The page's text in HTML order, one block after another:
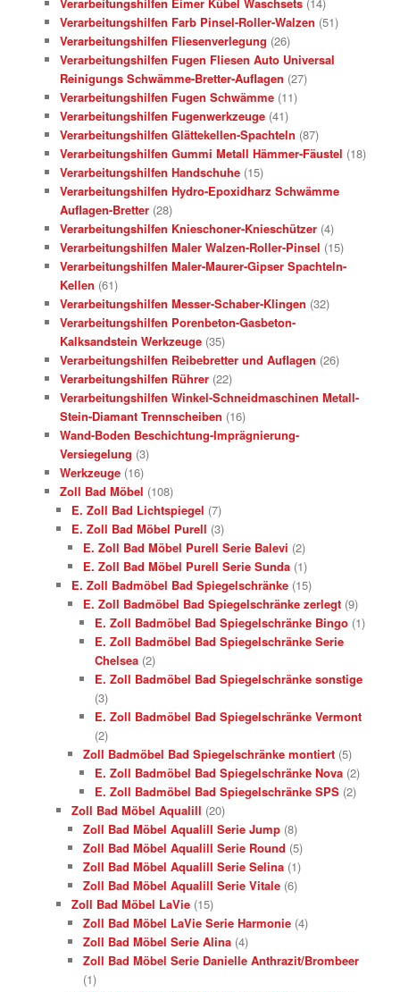
Verarbeitungshilfen Farb Pinsel-Roller-Walzen (51)
Verarbeitungshilfen Fliesenverlegung (26)
Verarbeitungshilfen Fugen Fliesen Auto Universal
Reinigungs Schwämme-Bretter-Auflagen (27)
Verarbeitungshilfen Fugen Schwämme (11)
Verarbeitungshilfen Fugenwerkzeuge (41)
Verarbeitungshilfen Glättekellen-Spachteln (87)
Verarbeitungshilfen Gummi Metall Hämmer-Fäustel (18)
Verarbeitungshilfen Handschuhe (15)
Verarbeitungshilfen Hydro-Epoxidharz Schwämme
Auflagen-Bretter (28)
Verarbeitungshilfen Knieschoner-Knieschützer (4)
Verarbeitungshilfen Maler Walzen-Roller-Pinsel (15)
Verarbeitungshilfen Maler-Maurer-Gipser Spachteln-
Kellen (61)
Verarbeitungshilfen Messer-Schaber-Klingen (32)
Verarbeitungshilfen Porenbeton-Gasbeton-
Kalksandstein Werkzeuge (35)
Verarbeitungshilfen Reibebretter und Auflagen (26)
Verarbeitungshilfen Rührer (22)
Verarbeitungshilfen Winkel-Schneidmaschinen Metall-
Stein-Diamant Trennscheiben (16)
Wand-Boden Beschichtung-Imprägnierung-
Versiegelung (3)
Werkzeuge (16)
Zoll Bad Möbel (108)
E. Zoll Bad Lichtspiegel (7)
E. Zoll Bad Möbel Purell (3)
E. Zoll Bad Möbel Purell Serie Balevi (2)
E. Zoll Bad Möbel Purell Serie Sunda (1)
E. Zoll Badmöbel Bad Spiegelschränke (15)
E. Zoll Badmöbel Bad Spiegelschränke zerlegt (9)
E. Zoll Badmöbel Bad Spiegelschränke Bingo (1)
E. Zoll Badmöbel Bad Spiegelschränke Serie
Chelsea (2)
E. Zoll Badmöbel Bad Spiegelschränke sonstige
(3)
E. Zoll Badmöbel Bad Spiegelschränke Vermont
(2)
Zoll Badmöbel Bad Spiegelschränke montiert (5)
E. Zoll Badmöbel Bad Spiegelschränke Nova (2)
E. Zoll Badmöbel Bad Spiegelschränke SPS (2)
Zoll Bad Möbel Aqualill (20)
Zoll Bad Möbel Aqualill Serie Jump (8)
Zoll Bad Möbel Aqualill Serie Round (5)
Zoll Bad Möbel Aqualill Serie Selina (1)
Zoll Bad Möbel Aqualill Serie Vitale (6)
Zoll Bad Möbel LaVie (15)
Zoll Bad Möbel LaVie Serie Harmonie (4)
Zoll Bad Möbel Serie Alina (4)
Zoll Bad Möbel Serie Danielle Anthrazit/Brombeer
(1)